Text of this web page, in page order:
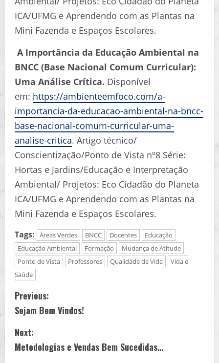
ICA/UFMG e Aprendendo com as Plantas na
Mini Fazenda e Espaços Escolares.
A Importância da Educação Ambiental na
BNCC (Base Nacional Comum Curricular):
Uma Análise Crítica. Disponível
em: https://ambienteemfoco.com/a-
importancia-da-educacao-ambiental-na-bncc-
base-nacional-comum-curricular-uma-
analise-critica. Artigo técnico/
Conscientização/Ponto de Vista nº8 Série:
Hortas e Jardins/Educação e Interpretação
Ambiental/ Projetos: Eco Cidadão do Planeta
ICA/UFMG e Aprendendo com as Plantas na
Mini Fazenda e Espaços Escolares.
Tags: Áreas Verdes BNCC Docentes
Educação
Educação Ambiental
Formação
Mudança de Atitude
Ponto de Vista
Professores Qualidade de Vida
Vida e
Saúde
C
o
n
Previous:
Sejam Bem Vindos!
Next:
Metodologias e Vendas Bem Sucedidas…